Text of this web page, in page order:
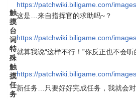
https://patchwiki.biligame.com/
触
摸
台
词
这是…来自指挥官的求助吗~？
https://patchwiki.biligame.com/
特
殊
触
摸
就算我说“这样不行！”你反正也不会
https://patchwiki.biligame.com/
任
务
新任务…只要好好完成任务，我就会